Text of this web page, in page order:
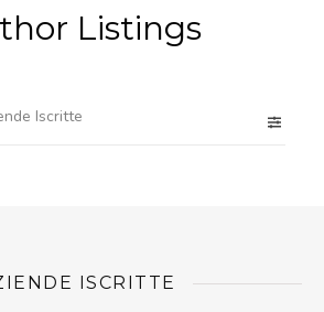
Listings
Iscritte
ISCRITTE